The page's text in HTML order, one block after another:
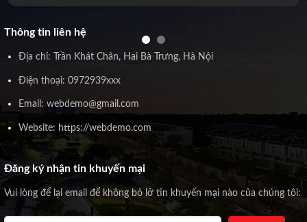
Thông tin liên hệ
Địa chỉ: Trần Khát Chân, Hai Bà Trưng, Hà Nội
Điện thoại: 0972939xxx
Email: webdemo@gmail.com
Website: https://webdemo.com
Đăng ký nhận tin khuyến mại
Vui lòng để lại email để không bỏ lỡ tin khuyến mại nào của chúng tôi: